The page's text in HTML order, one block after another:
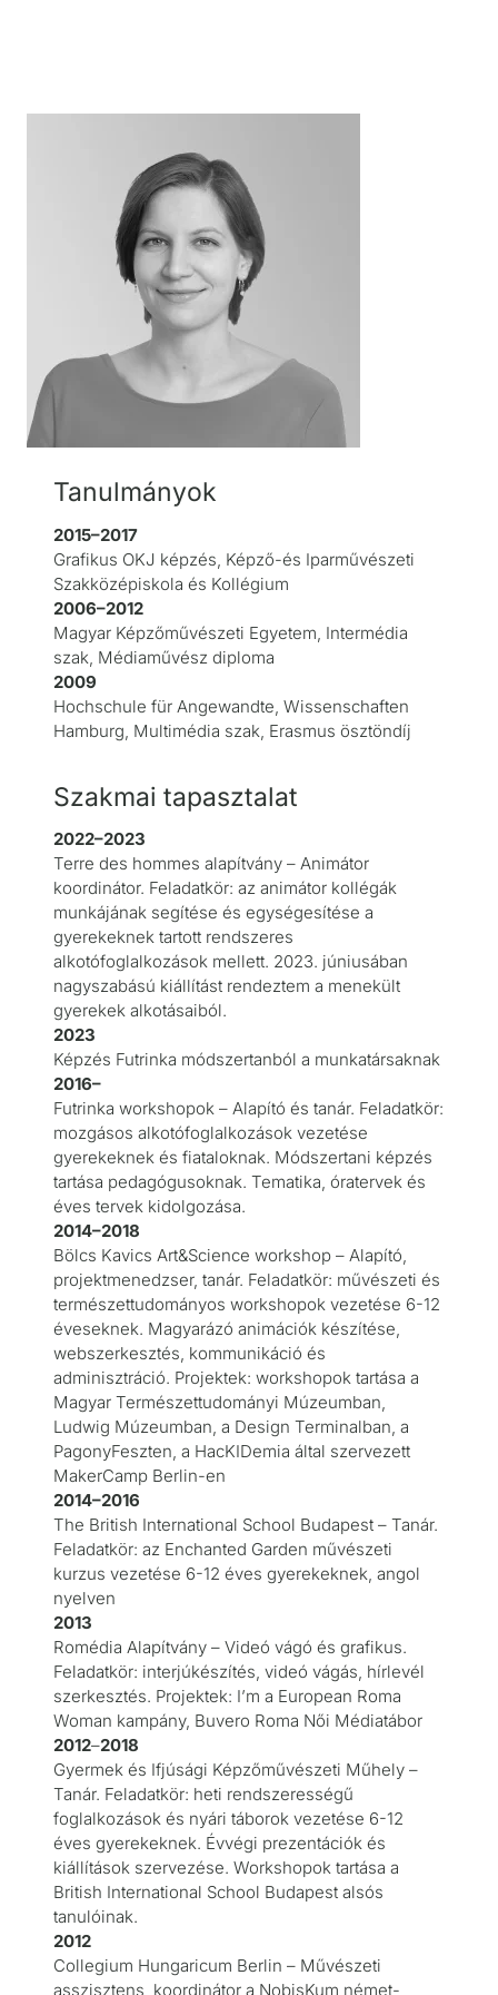
Tanulmányok
2015–2017
Grafikus OKJ képzés, Képző-és Iparművészeti
Szakközépiskola és Kollégium
2006–2012
Magyar Képzőművészeti Egyetem, Intermédia
szak, Médiaművész diploma
2009
Hochschule für Angewandte, Wissenschaften
Hamburg, Multimédia szak, Erasmus ösztöndíj
Szakmai tapasztalat
2022–2023
Terre des hommes alapítvány – Animátor
koordinátor. Feladatkör: az animátor kollégák
munkájának segítése és egységesítése a
gyerekeknek tartott rendszeres
alkotófoglalkozások mellett. 2023. júniusában
nagyszabású kiállítást rendeztem a menekült
gyerekek alkotásaiból.
2023
Képzés Futrinka módszertanból a munkatársaknak
2016–
Futrinka workshopok – Alapító és tanár. Feladatkör:
mozgásos alkotófoglalkozások vezetése
gyerekeknek és fiataloknak. Módszertani képzés
tartása pedagógusoknak. Tematika, óratervek és
éves tervek kidolgozása.
2014–2018
Bölcs Kavics Art&Science workshop – Alapító,
projektmenedzser, tanár. Feladatkör: művészeti és
természettudományos workshopok vezetése 6-12
éveseknek. Magyarázó animációk készítése,
webszerkesztés, kommunikáció és
adminisztráció. Projektek: workshopok tartása a
Magyar Természettudományi Múzeumban,
Ludwig Múzeumban, a Design Terminalban, a
PagonyFeszten, a HacKIDemia által szervezett
MakerCamp Berlin-en
2014–2016
The British International School Budapest – Tanár.
Feladatkör: az Enchanted Garden művészeti
kurzus vezetése 6-12 éves gyerekeknek, angol
nyelven
2013
Romédia Alapítvány – Videó vágó és grafikus.
Feladatkör: interjúkészítés, videó vágás, hírlevél
szerkesztés. Projektek: I’m a European Roma
Woman kampány, Buvero Roma Női Médiatábor
2012–2018
Gyermek és Ifjúsági Képzőművészeti Műhely –
Tanár. Feladatkör: heti rendszerességű
foglalkozások és nyári táborok vezetése 6-12
éves gyerekeknek. Évvégi prezentációk és
kiállítások szervezése. Workshopok tartása a
British International School Budapest alsós
tanulóinak.
2012
Collegium Hungaricum Berlin – Művészeti
asszisztens, koordinátor a NobisKum német-